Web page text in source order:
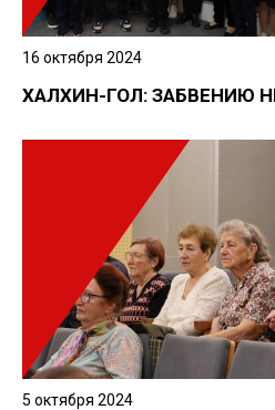
16 октября 2024
ХАЛХИН-ГОЛ: ЗАБВЕНИЮ
5 октября 2024